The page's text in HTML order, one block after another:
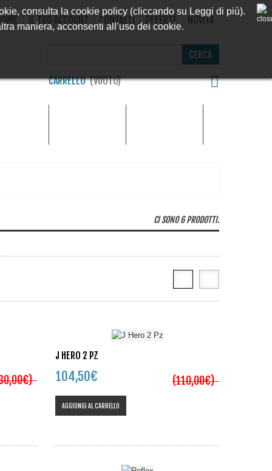
IL TUO ACCOUNT CONTATTI OFFERTE NOVITÀ
CERCA
CARRELLO (VUOTO)
consulta la cookie policy (cliccando su Leggi di più).
maniera, acconsenti all’uso dei cookie.
CI SONO 6 PRODOTTI.
J HERO 2 PZ
104,50€ (110,00€)
AGGIUNGI AL CARRELLO